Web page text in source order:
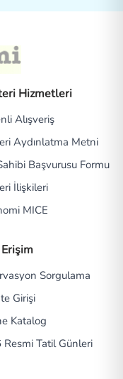
Hizmetleri
Alışveriş
Aydınlatma Metni
Başvurusu Formu
İlişkileri
MICE
Erişim
Sorgulama
Girişi
Katalog
Resmi Tatil Günleri